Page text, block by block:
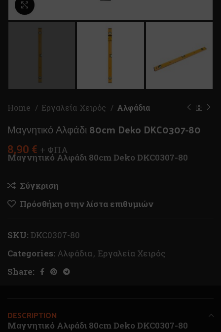
Home Εργαλεία Χειρός Αλφάδια
Μαγνητικό Αλφάδι 80cm Deko DKC0307-80
8,90 € + ΦΠΑ
Μαγνητικό Αλφάδι 80cm Deko DKC0307-80
Σύγκριση
Πρόσθήκη στην λίστα επιθυμιών
SKU: DKC0307-80
Categories: Αλφάδια, Εργαλεία Χειρός
Share:
DESCRIPTION
Μαγνητικό Αλφάδι 80cm Deko DKC0307-80